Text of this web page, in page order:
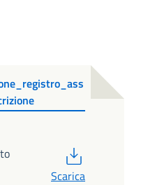
Scarica